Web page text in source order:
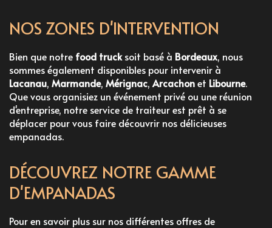
NOS ZONES D'INTERVENTION
Bien que notre food trucksoit basé à Bordeaux, nous
sommes également disponibles pour intervenir à
Lacanau, Marmande, Mérignac, Arcachonet Libourne.
Que vous organisiez un événement privé ou une réunion
d'entreprise, notre service de traiteur est prêt à se
déplacer pour vous faire découvrir nos délicieuses
empanadas.
DÉCOUVREZ NOTRE GAMME
D'EMPANADAS
Pour en savoir plus sur nos différentes offres de